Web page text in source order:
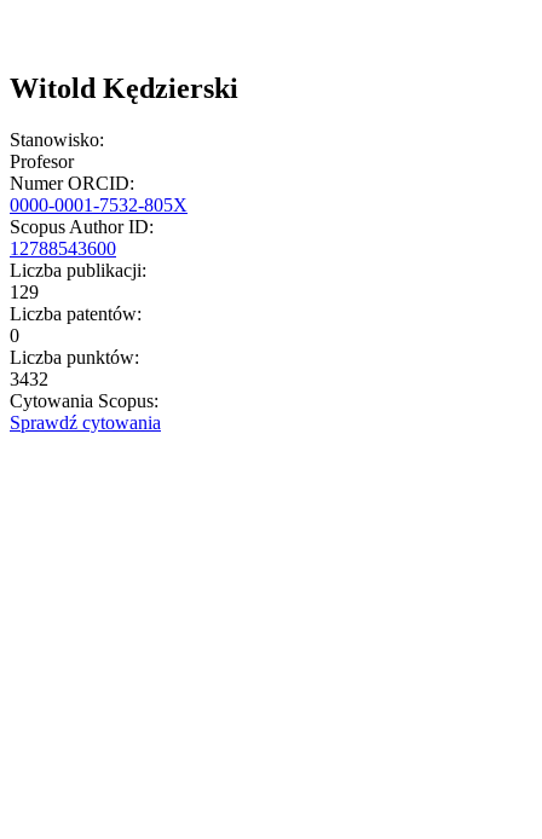
Witold Kędzierski
Stanowisko:
Profesor
Numer ORCID:
0000-0001-7532-805X
Scopus Author ID:
12788543600
Liczba publikacji:
129
Liczba patentów:
0
Liczba punktów:
3432
Cytowania Scopus:
Sprawdź cytowania